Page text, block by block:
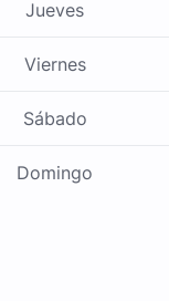
Jueves
Viernes
Sábado
Domingo